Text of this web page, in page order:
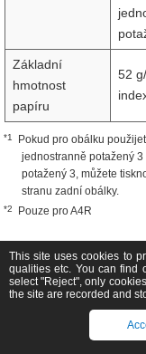
Základní
hmotnost
papíru
52
*1
Pokud pro obálku
jednostranně potažený
potažený 3, můžete
stranu zadní obálky.
*2 Pouze pro A4R
Velikosti papíru,
Níže uvedené velikosti
vložení papíru do
This site uses cookies to
qualities etc. You can find
select "Reject", only
the site are recorded and